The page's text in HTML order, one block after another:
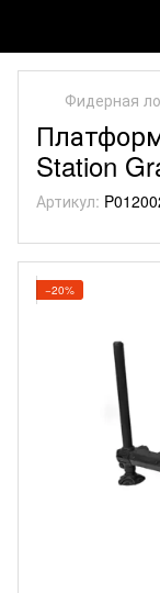
Фидерная
Station
Артикул:
−20%